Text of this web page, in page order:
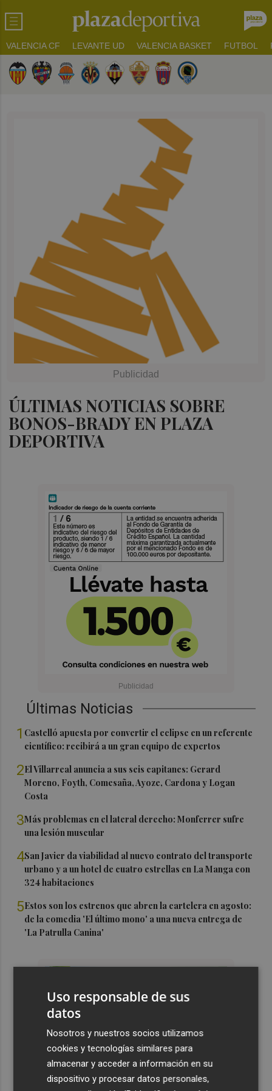
VALENCIA CF LEVANTE UD VALENCIA BASKET FUTBOL
ÚLTIMAS NOTICIAS SOBRE
BONOS-BRADY EN PLAZA
DEPORTIVA
Últimas Noticias
1 Castelló apuesta por convertir el eclipse en un referente
científico: recibirá a un gran equipo de expertos
2El Villarreal anuncia a sus seis capitanes: Gerard
Moreno, Foyth, Comesaña, Ayoze, Cardona y Logan
Costa
3Más problemas en el lateral derecho: Monferrer sufre
una lesión muscular
4San Javier da viabilidad al nuevo contrato del transporte
urbano y a un hotel de cuatro estrellas en La Manga con
324 habitaciones
5Estos son los estrenos que abren la cartelera en agosto:
de la comedia 'El último mono' a una nueva entrega de
'La Patrulla Canina'
Uso responsable de sus
datos
Nosotros y nuestros socios utilizamos
cookies y tecnologías similares para
almacenar y acceder a información en su
dispositivo y procesar datos personales,